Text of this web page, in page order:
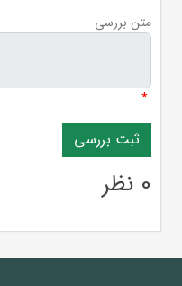
متن بررسی
*
0 نظر